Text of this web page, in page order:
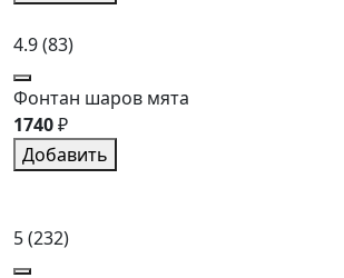
4.9(83)
Фонтан шаров мята
1740₽
Добавить
5(232)